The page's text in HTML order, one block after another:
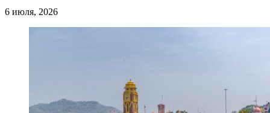
6 июля, 2026